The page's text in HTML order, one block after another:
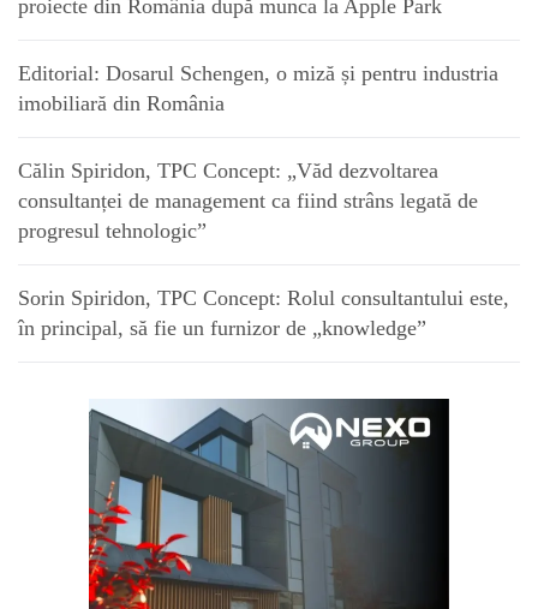
proiecte din România după munca la Apple Park
Editorial: Dosarul Schengen, o miză și pentru industria
imobiliară din România
Călin Spiridon, TPC Concept: „Văd dezvoltarea
consultanței de management ca fiind strâns legată de
progresul tehnologic”
Sorin Spiridon, TPC Concept: Rolul consultantului este,
în principal, să fie un furnizor de „knowledge”